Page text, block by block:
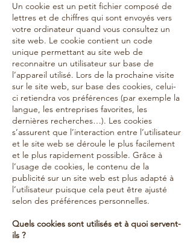
Un cookie est un petit fichier composé de
lettres et de chiffres qui sont envoyés vers
votre ordinateur quand vous consultez un
site web. Le cookie contient un code
unique permettant au site web de
reconnaitre un utilisateur sur base de
l’appareil utilisé. Lors de la prochaine visite
sur le site web, sur base des cookies, celui-
ci retiendra vos préférences (par exemple la
langue, les entreprises favorites, les
dernières recherches…). Les cookies
s’assurent que l’interaction entre l’utilisateur
et le site web se déroule le plus facilement
et le plus rapidement possible. Grâce à
l’usage de cookies, le contenu de la
publicité sur un site web est plus adapté à
l’utilisateur puisque cela peut être ajusté
selon des préférences personnelles.
Quels cookies sont utilisés et à quoi servent-
ils ?